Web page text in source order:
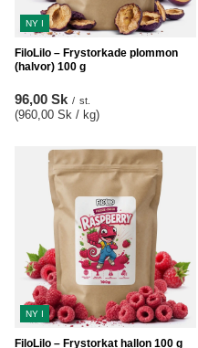
NY I
FiloLilo – Frystorkade plommon
(halvor) 100 g
96,00 Sk / st.
(960,00 Sk / kg)
NY I
FiloLilo – Frystorkat hallon 100 g